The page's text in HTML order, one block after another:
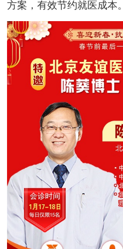
方案，有效节约就医成本。